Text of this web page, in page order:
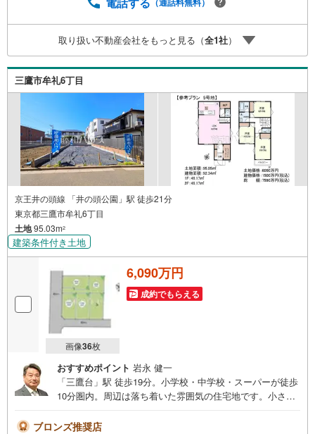
お気軽にお問い合わせください。 営業時間: 9:00 - 20:
00
取り扱い不動産会社をもっと見る（全1社）
三鷹市牟礼6丁目
京王井の頭線 「井の頭公園」駅 徒歩21分
東京都三鷹市牟礼6丁目
土地95.03m2
建築条件付き土地
画像36枚
6,090万円
成約でもらえる
おすすめポイント 岩永 健一
「三鷹台」駅 徒歩19分。小学校・中学校・スーパーが徒歩
10分圏内。周辺は落ち着いた雰囲気の住宅地です。小さな
わせくださいませ。
ブロンズ推奨店